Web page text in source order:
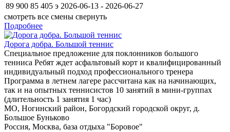
89 900 85 405 э 2026-06-13 - 2026-06-27
смотреть все смены свернуть
Подробнее
Дорога добра. Большой теннис
Специальное предложение для поклонников большого
тенниса Ребят ждет асфальтовый корт и квалифицированный
индивидуальный подход профессионального тренера
Программа в летнем лагере рассчитана как на начинающих,
так и на опытных теннисистов 10 занятий в мини-группах
(длительность 1 занятия 1 час)
МО, Ногинский район, Богордский городской округ, д.
Большое Буньково
Россия, Москва, база отдыха "Боровое"